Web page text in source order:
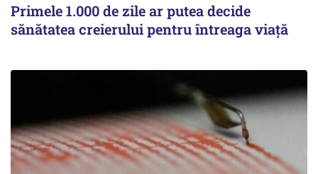
Primele 1.000 de zile ar putea decide
sănătatea creierului pentru întreaga viață